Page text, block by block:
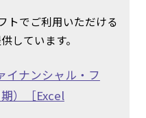
トでご利用いただける
しています。
ナンシャル・フ
）［Excel